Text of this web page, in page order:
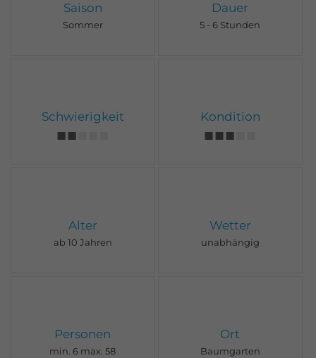
Saison
Sommer
Dauer
5 - 6 Stunden
Schwierigkeit Kondition
Alter
ab 10 Jahren
Wetter
unabhängig
Personen
min. 6 max. 58
Ort
Baumgarten